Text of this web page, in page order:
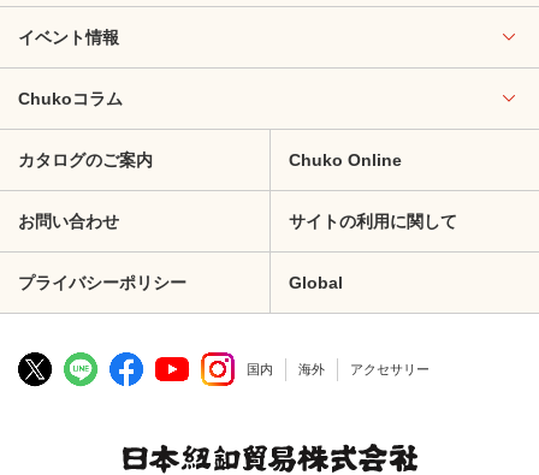
イベント情報
Chukoコラム
カタログのご案内 Chuko Online
お問い合わせ サイトの利用に関して
プライバシーポリシー Global
国内 海外 アクセサリー